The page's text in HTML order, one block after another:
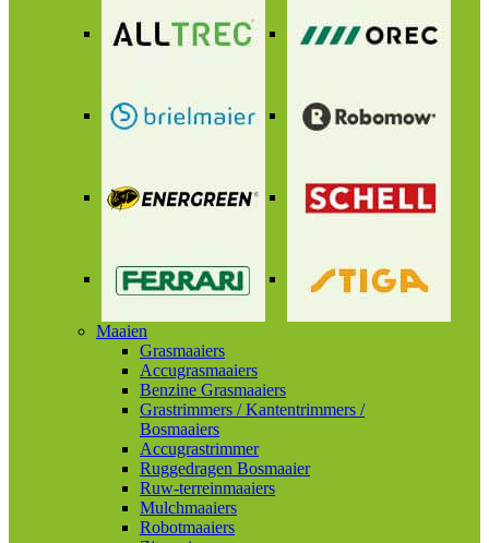
Maaien
Grasmaaiers
Accugrasmaaiers
Benzine Grasmaaiers
Grastrimmers / Kantentrimmers /
Bosmaaiers
Accugrastrimmer
Ruggedragen Bosmaaier
Ruw-terreinmaaiers
Mulchmaaiers
Robotmaaiers